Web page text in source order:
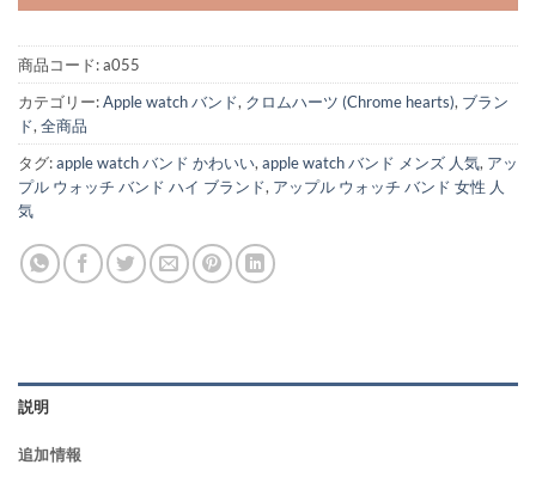
商品コード:a055
カテゴリー:Apple watch バンド, クロムハーツ (Chrome hearts), ブラン
ド, 全商品
タグ:apple watch バンド かわいい, apple watch バンド メンズ 人気, アッ
プル ウォッチ バンド ハイ ブランド, アップル ウォッチ バンド 女性 人
気
説明
追加情報